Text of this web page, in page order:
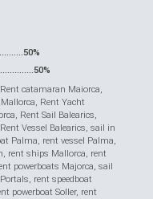
catamaran Maiorca,
Rent Yacht
Rent Sail Balearics,
Vessel Balearics, sail in
Palma, rent vessel Palma,
rent ships Mallorca, rent
powerboats Majorca, sail
rent speedboat
powerboat Soller, rent